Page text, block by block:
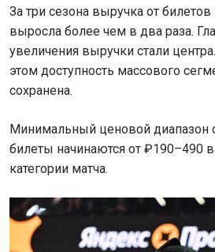
За три сезона выручка от
выросла более чем в два раза.
увеличения выручки стали
этом доступность массового
сохранена.
Минимальный ценовой диапазон
билеты начинаются от ₽190–490
категории матча.